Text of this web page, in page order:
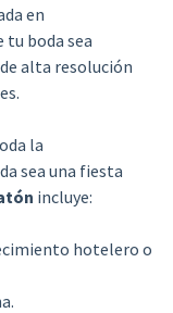
en
tu boda sea
alta resolución
la
sea una fiesta
incluye:
hotelero o